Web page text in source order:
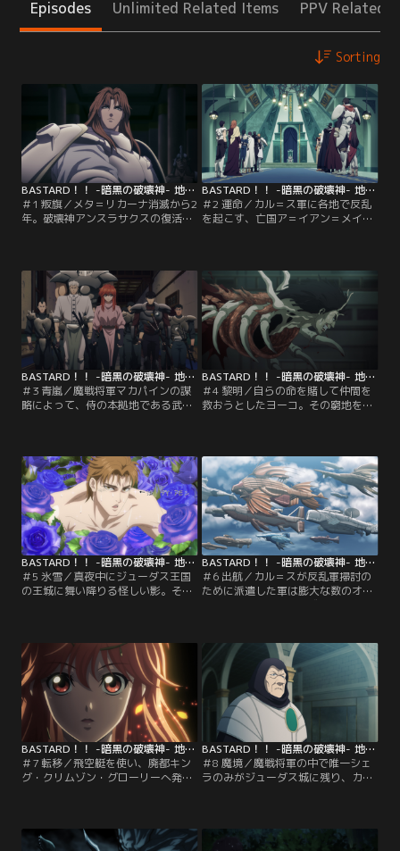
Episodes Unlimited Related Items PPV Related
Sorting
BASTARD！！ -暗黒の破壊神- 地獄の鎮魂歌編 第01話
＃1 叛旗／メタ＝リカーナ消滅から2
年。破壊神アンスラサクスの復活を
は、メタリオン大陸の9割をその手
中に収めていた。そんな中、カル＝
スの圧政に反旗を翻した民が旧ア＝
イアン＝メイデ王国の侍軍団に率い
られ、カル＝ス軍の食糧庫を襲撃す
る。その中には…。
BASTARD！！ -暗黒の破壊神- 地獄の鎮魂歌編 第02話
＃2 運命／カル＝ス軍に各地で反乱
を起こす、亡国ア＝イアン＝メイデ
マカパインだった。一人が一個軍隊
にも匹敵すると言われている魔戦将
軍の力は強大で、ヨルグも瀕死の重
傷を負う。瀕死のヨルグから侍軍団
のアジトを聞きだそうとするマカパ
インだが…。
BASTARD！！ -暗黒の破壊神- 地獄の鎮魂歌編 第03話
＃3 青嵐／魔戦将軍マカパインの謀
略によって、侍の本拠地である武家
て武家屋敷を取り囲む。それを察し
た侍たちは武士団を率いて応戦の準
備を整える。2年前の戦いを胸に、
ヨーコも人々を護る側として戦場へ
と出る決意を固める。
BASTARD！！ -暗黒の破壊神- 地獄の鎮魂歌編 第04話
＃4 黎明／自らの命を賭して仲間を
救おうとしたヨーコ。その窮地を察
敷を蹂躙していた魔獣スフィンクス
の軍団をたやすく退ける。だがそこ
に魔戦将軍マカパインとバ・ソリー
が二人がかりで襲い掛かる！
BASTARD！！ -暗黒の破壊神- 地獄の鎮魂歌編 第05話
＃5 氷雪／真夜中にジューダス王国
の王城に舞い降りる怪しい影。それ
のシェラがいち早くその異変に気付
き対峙する。イングヴェイも駆けつ
け、激しい戦闘が繰り広げられる
中、ジューダス城に異変が起きる。
BASTARD！！ -暗黒の破壊神- 地獄の鎮魂歌編 第06話
＃6 出航／カル＝スが反乱軍掃討の
ために派遣した軍は膨大な数のオー
クやゴブリンたちで構成されてお
ーが現れ、たった一人で混成軍を壊
滅させる。武家屋敷に戻った侍軍団
は今後の作戦を話し合うが、ダー
ク・シュナイダーの破天荒な行動に
振り回されて…。
BASTARD！！ -暗黒の破壊神- 地獄の鎮魂歌編 第07話
＃7 転移／飛空艇を使い、廃都キン
グ・クリムゾン・グローリーへ発つ
り、廃都へ先んじる方法はないかと
BASTARD！！ -暗黒の破壊神- 地獄の鎮魂歌編 第08話
＃8 魔境／魔戦将軍の中で唯一シェ
ラのみがジューダス城に残り、カル
ラはカルの悲しい過去の記憶を追体